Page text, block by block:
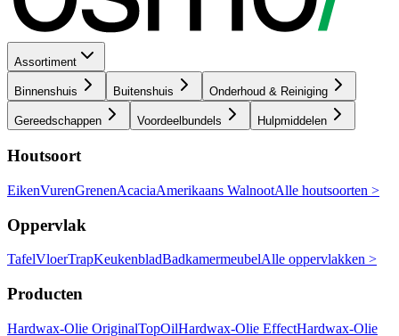
Assortiment
Binnenshuis Buitenshuis Onderhoud & Reiniging
Gereedschappen Voordeelbundels Hulpmiddelen
Houtsoort
EikenVurenGrenenAcaciaAmerikaans WalnootAlle houtsoorten >
Oppervlak
TafelVloerTrapKeukenbladBadkamermeubelAlle oppervlakken >
Producten
Hardwax-Olie OriginalTopOilHardwax-Olie EffectHardwax-Olie